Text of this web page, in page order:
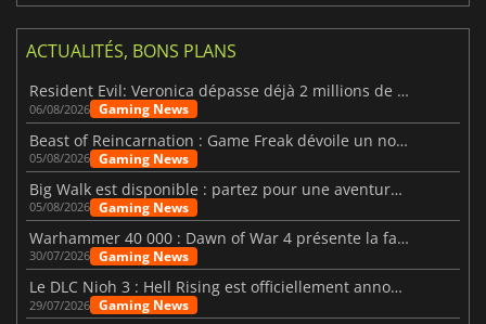
ACTUALITÉS, BONS PLANS
Resident Evil: Veronica dépasse déjà 2 millions de wishlists
06/08/2026 Gaming News
Beast of Reincarnation : Game Freak dévoile un nouveau pari
05/08/2026 Gaming News
Big Walk est disponible : partez pour une aventure entre amis
05/08/2026 Gaming News
Warhammer 40 000 : Dawn of War 4 présente la faction des Nécrons
30/07/2026 Gaming News
Le DLC Nioh 3 : Hell Rising est officiellement annoncé
29/07/2026 Gaming News